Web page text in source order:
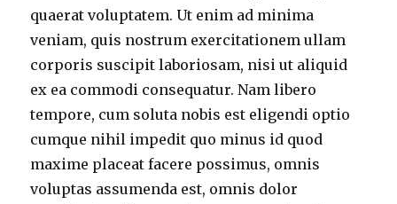
quaerat voluptatem. Ut enim ad minima
veniam, quis nostrum exercitationem ullam
corporis suscipit laboriosam, nisi ut aliquid
ex ea commodi consequatur. Nam libero
tempore, cum soluta nobis est eligendi optio
cumque nihil impedit quo minus id quod
maxime placeat facere possimus, omnis
voluptas assumenda est, omnis dolor